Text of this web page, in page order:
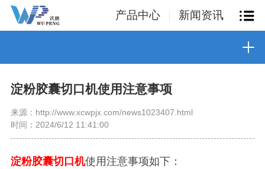
产品中心 新闻资讯
淀粉胶囊切口机使用注意事项
来源：http://www.xcwpjx.com/news1023407.html
时间：2024/6/12 11:41:00
淀粉胶囊切口机使用注意事项如下：